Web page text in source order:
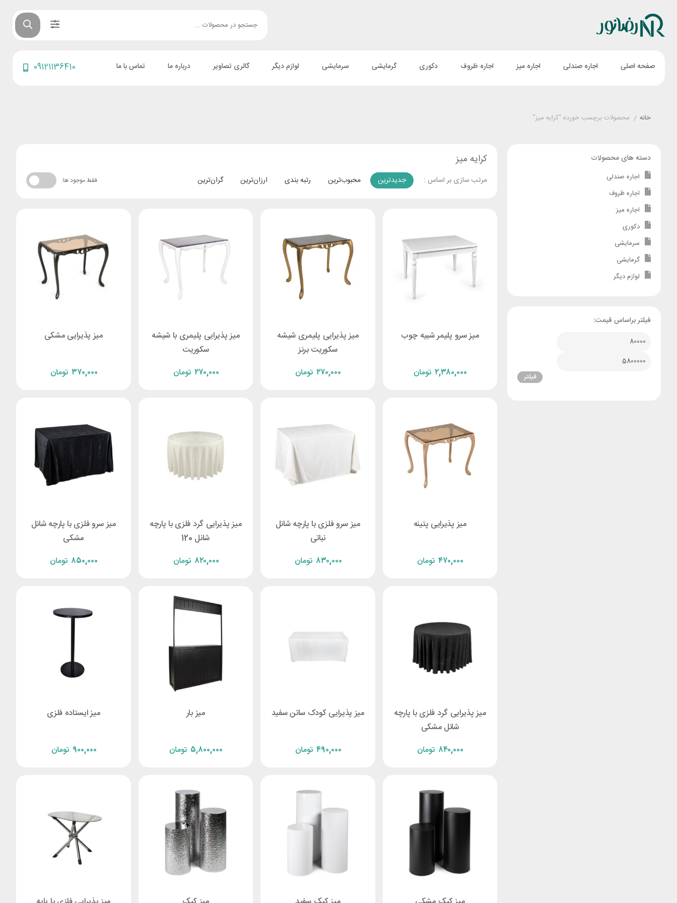
صفحه اصلی اجاره صندلی اجاره میز اجاره ظروف دکوری گرمایشی سرمایشی لوازم دیگر گالری تصاویر درباره ما تماس با ما 09121136410
خانه / محصولات برچسب خورده “کرایه میز”
کرایه میز
مرتب سازی بر اساس : جدیدترین محبوب‌ترین رتبه بندی ارزان‌ترین گران‌ترین فقط موجود ها:
میز سرو پلیمر شبیه چوب
تومان ۲,۳۸۰,۰۰۰
میز پذیرایی پلیمری شیشه
سکوریت برنز
تومان ۲۷۰,۰۰۰
میز پذیرایی پلیمری با شیشه
سکوریت
تومان ۲۷۰,۰۰۰
ميز پذيرايی مشكی
تومان ۳۷۰,۰۰۰
ميز پذيرايی پتینه
تومان ۴۷۰,۰۰۰
میز سرو فلزی با پارچه شانل
نباتی
تومان ۸۳۰,۰۰۰
میز پذیرایی گرد فلزی با پارچه
شانل 120
تومان ۸۲۰,۰۰۰
میز سرو فلزی با پارچه شانل
مشکی
تومان ۸۵۰,۰۰۰
میز پذیرایی گرد فلزی با پارچه
شانل مشکی
تومان ۸۴۰,۰۰۰
میز پذیرایی کودک ساتن سفید
تومان ۴۹۰,۰۰۰
میز بار
تومان ۵,۸۰۰,۰۰۰
میز ایستاده فلزی
تومان ۹۰۰,۰۰۰
دسته های محصولات
اجاره صندلی
اجاره ظروف
اجاره میز
دکوری
سرمایشی
گرمایشی
لوازم دیگر
فیلتر براساس قیمت:
فیلتر